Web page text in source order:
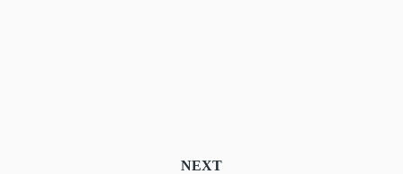
NEXT